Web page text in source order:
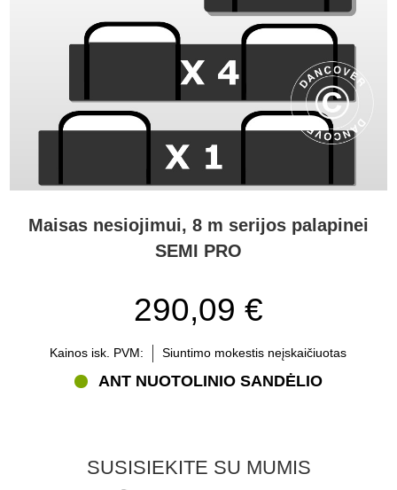
Maisas nesiojimui, 8 m serijos palapinei
SEMI PRO
290,09 €
Kainos isk. PVM: Siuntimo mokestis neįskaičiuotas
ANT NUOTOLINIO SANDĖLIO
SUSISIEKITE SU MUMIS